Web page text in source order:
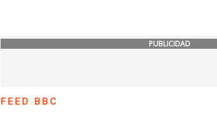
PUBLICIDAD
FEED BBC